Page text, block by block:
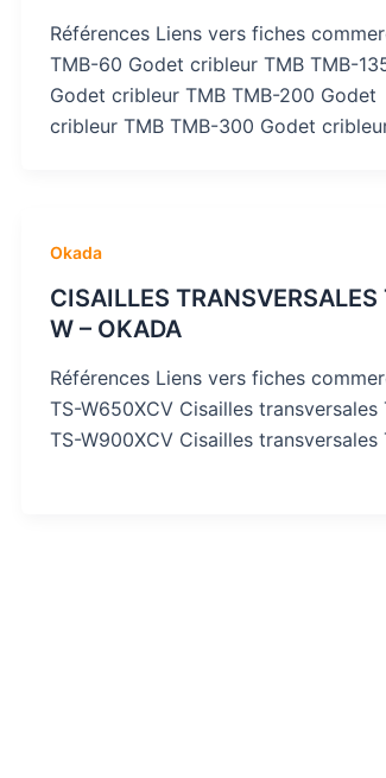
Références Liens vers fiches
TMB-60 Godet cribleur TMB TMB-
Godet cribleur TMB TMB-200 Godet
cribleur TMB TMB-300 Godet
Okada
CISAILLES TRANSVERSALES
W – OKADA
Références Liens vers fiches
TS-W650XCV Cisailles transversales
TS-W900XCV Cisailles transversales